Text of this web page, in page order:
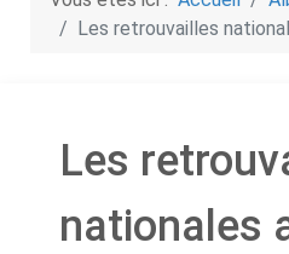
Les retrouvailles
Les
nationales